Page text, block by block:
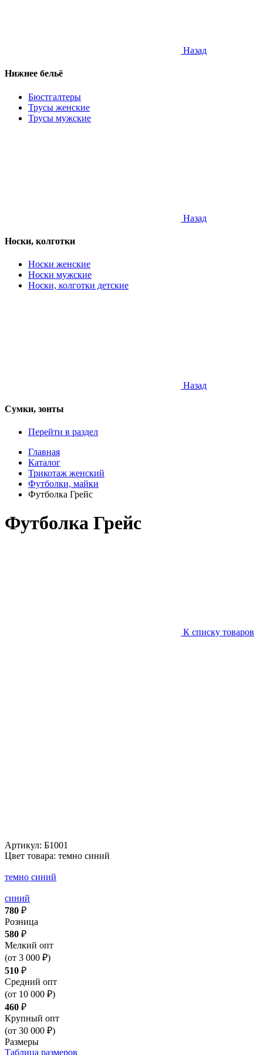
Назад
Нижнее бельё
Бюстгалтеры
Трусы женские
Трусы мужские
Назад
Носки, колготки
Носки женские
Носки мужские
Носки, колготки детские
Назад
Сумки, зонты
Перейти в раздел
Главная
Каталог
Трикотаж женский
Футболки, майки
Футболка Грейс
Футболка Грейс
К списку товаров
Артикул: Б1001
Цвет товара: темно синий
темно синий
синий
780 ₽
Розница
580 ₽
Мелкий опт
(от 3 000 ₽)
510 ₽
Средний опт
(от 10 000 ₽)
460 ₽
Крупный опт
(от 30 000 ₽)
Размеры
Таблица размеров